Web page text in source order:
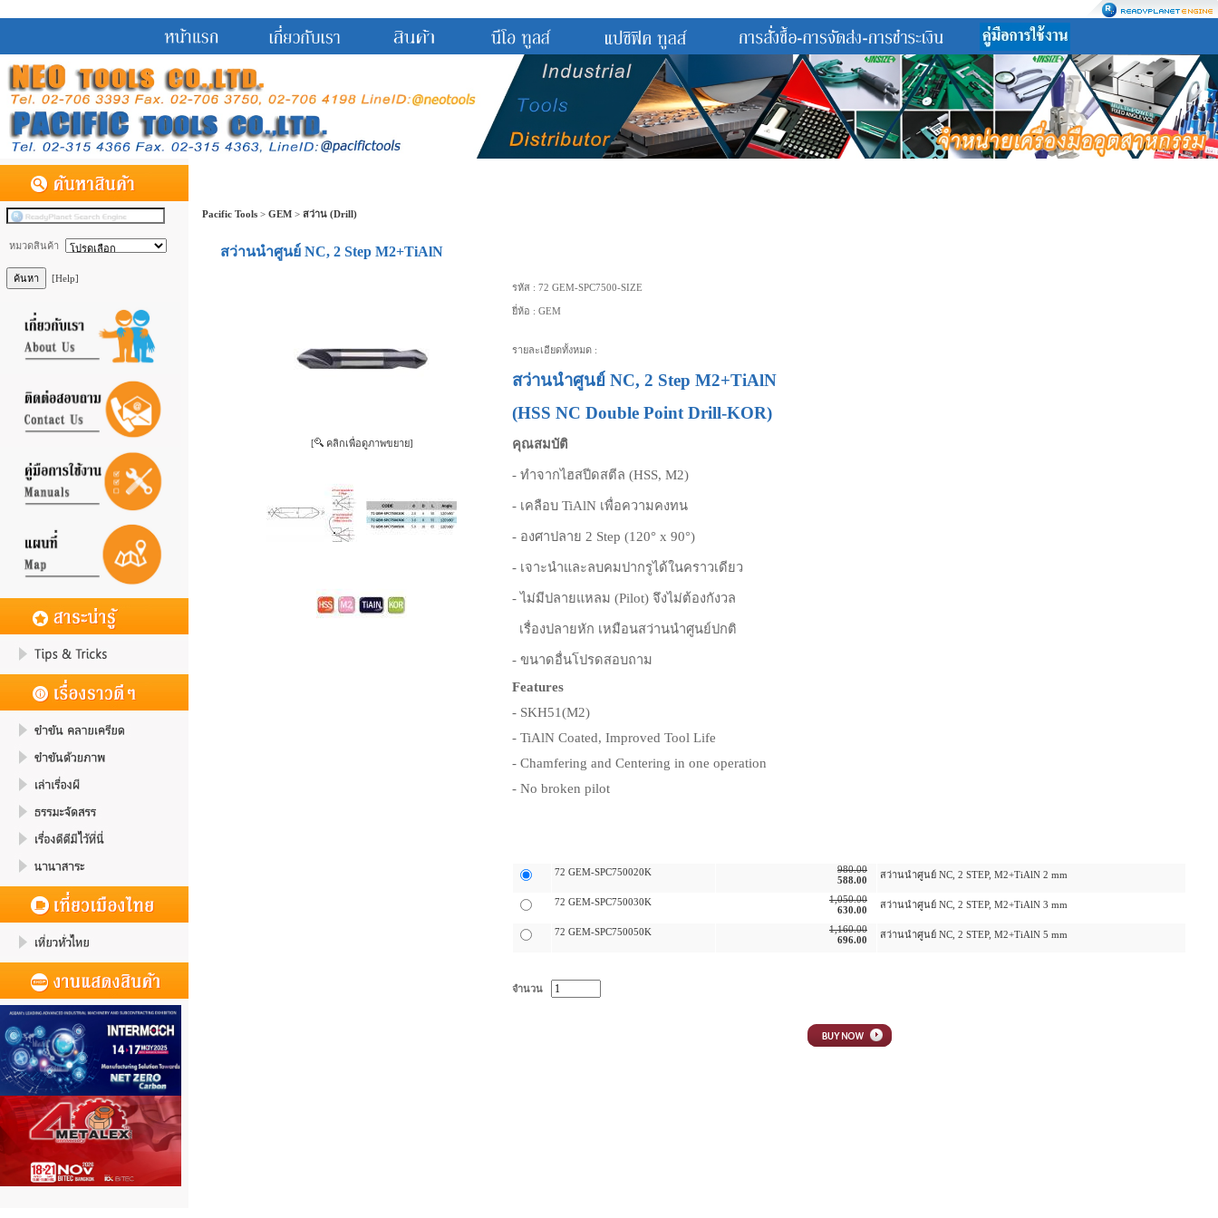
หมวดสินค้า
[Help]
Pacific Tools > GEM > สว่าน (Drill)
สว่านนำศูนย์ NC, 2 Step M2+TiAlN
[ คลิกเพื่อดูภาพขยาย]
รหัส : 72 GEM-SPC7500-SIZE
ยี่ห้อ : GEM
รายละเอียดทั้งหมด :
สว่านนำศูนย์ NC, 2 Step M2+TiAlN
(HSS NC Double Point Drill-KOR)
คุณสมบัติ
- ทำจากไฮสปีดสตีล (HSS, M2)
- เคลือบ TiAlN เพื่อความคงทน
- องศาปลาย 2 Step (120° x 90°)
- เจาะนำและลบคมปากรูได้ในคราวเดียว
- ไม่มีปลายแหลม (Pilot) จึงไม่ต้องกังวล
เรื่องปลายหัก เหมือนสว่านนำศูนย์ปกติ
- ขนาดอื่นโปรดสอบถาม
Features
- SKH51(M2)
- TiAlN Coated, Improved Tool Life
- Chamfering and Centering in one operation
- No broken pilot
72 GEM-SPC750020K
980.00
588.00
สว่านนำศูนย์ NC, 2 STEP, M2+TiAlN 2 mm
72 GEM-SPC750030K
1,050.00
630.00
สว่านนำศูนย์ NC, 2 STEP, M2+TiAlN 3 mm
72 GEM-SPC750050K
1,160.00
696.00
สว่านนำศูนย์ NC, 2 STEP, M2+TiAlN 5 mm
จำนวน